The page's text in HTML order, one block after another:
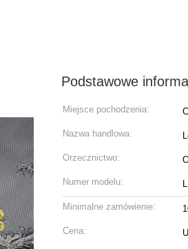
Podstawowe
Miejsce pochodzenia:
Nazwa handlowa:
Orzecznictwo:
Numer modelu:
Minimalne zamówienie:
Cena: